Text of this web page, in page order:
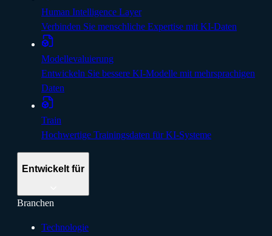
Human Intelligence Layer
Verbinden Sie menschliche Expertise mit KI-Daten
Modellevaluierung
Entwickeln Sie bessere KI-Modelle mit mehrsprachigen
Daten
Train
Hochwertige Trainingsdaten für KI-Systeme
Entwickelt für
Branchen
Technologie